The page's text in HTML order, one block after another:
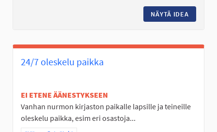
NÄYTÄ IDEA
24/7 oleskelu paikka
EI ETENE ÄÄNESTYKSEEN
Vanhan nurmon kirjaston paikalle lapsille ja teineille
oleskelu paikka, esim eri osastoja...